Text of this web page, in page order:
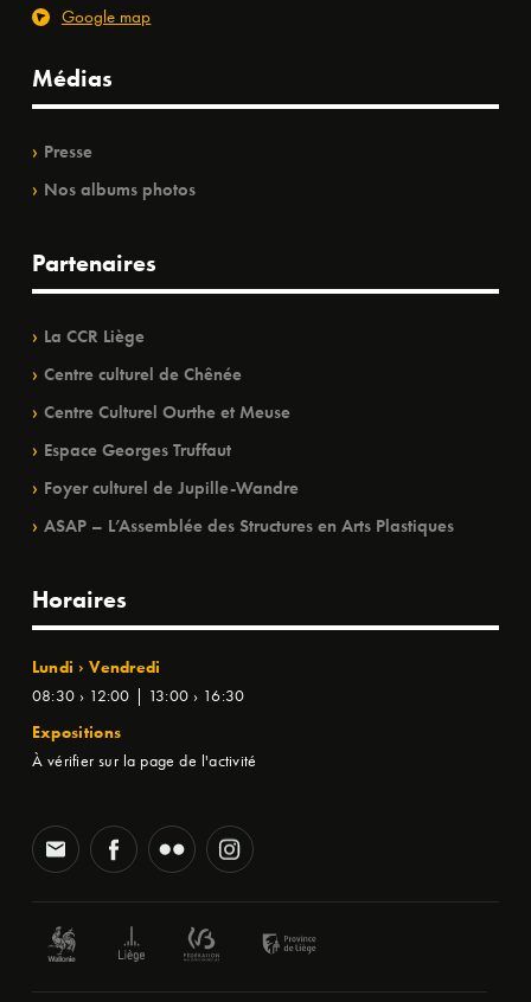
Google map
Médias
Presse
Nos albums photos
Partenaires
La CCR Liège
Centre culturel de Chênée
Centre Culturel Ourthe et Meuse
Espace Georges Truffaut
Foyer culturel de Jupille-Wandre
ASAP – L’Assemblée des Structures en Arts Plastiques
Horaires
Lundi › Vendredi
08:30 › 12:00 | 13:00 › 16:30
Expositions
À vérifier sur la page de l'activité